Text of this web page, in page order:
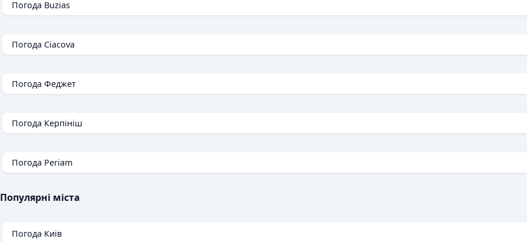
Погода Buzias
Погода Ciacova
Погода Феджет
Погода Керпініш
Погода Periam
Популярні міста
Погода Київ